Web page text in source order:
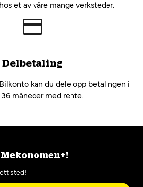
et av våre mange verksteder.
Delbetaling
kan du dele opp betalingen i
måneder med rente.
sted!